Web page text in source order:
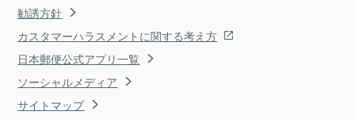
勧誘方針
カスタマーハラスメントに関する考え方
日本郵便公式アプリ一覧
ソーシャルメディア
サイトマップ